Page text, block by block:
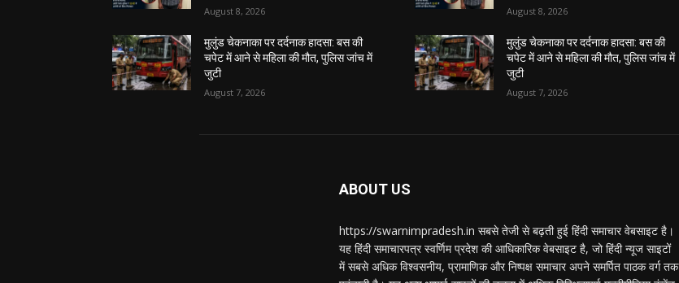
August 8, 2026
मुलुंड चेकनाका पर दर्दनाक हादसा: बस की
चपेट में आने से महिला की मौत, पुलिस जांच में
जुटी
August 7, 2026
August 8, 2026
मुलुंड चेकनाका पर दर्दनाक हादसा: बस की
चपेट में आने से महिला की मौत, पुलिस जांच में
जुटी
August 7, 2026
ABOUT US
https://swarnimpradesh.in सबसे तेजी से बढ़ती हुई हिंदी समाचार वेबसाइट है।
यह हिंदी समाचारपत्र स्वर्णिम प्रदेश की आधिकारिक वेबसाइट है, जो हिंदी न्यूज साइटों
में सबसे अधिक विश्वसनीय, प्रामाणिक और निष्पक्ष समाचार अपने समर्पित पाठक वर्ग तक